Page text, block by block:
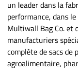
un leader dans la
performance, dans
Multiwall Bag Co. et
manufacturiers
complète de sacs de
agroalimentaire,